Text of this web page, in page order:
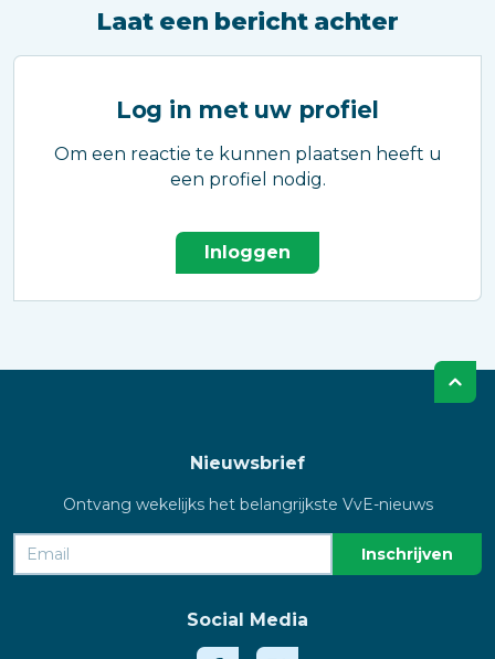
Laat een bericht achter
Log in met uw profiel
Om een reactie te kunnen plaatsen heeft u
een profiel nodig.
Inloggen
Nieuwsbrief
Ontvang wekelijks het belangrijkste VvE-nieuws
Social Media